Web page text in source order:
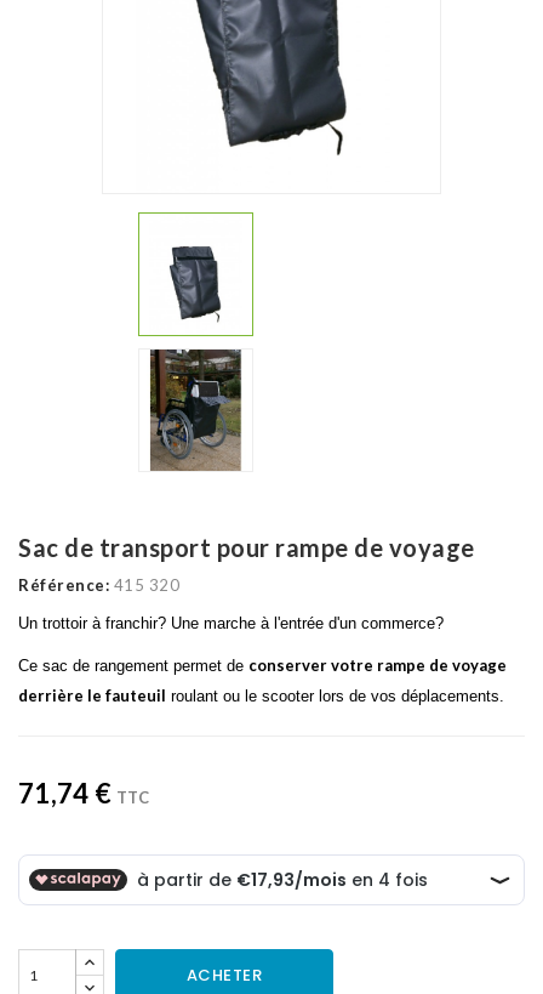
Sac de transport pour rampe de voyage
Référence: 415 320
Un trottoir à franchir? Une marche à l'entrée d'un commerce?
Ce sac de rangement permet de conserver votre rampe de voyage
derrière le fauteuil roulant ou le scooter lors de vos déplacements.
71,74 € TTC
ACHETER